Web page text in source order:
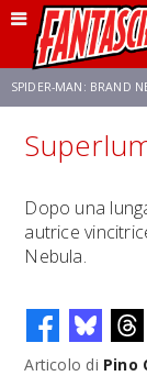
SPIDER-MAN: BRAND
FRANCO
SADIE SINK STAR
Dopo una
autrice
Nebula.
Articolo di Pino